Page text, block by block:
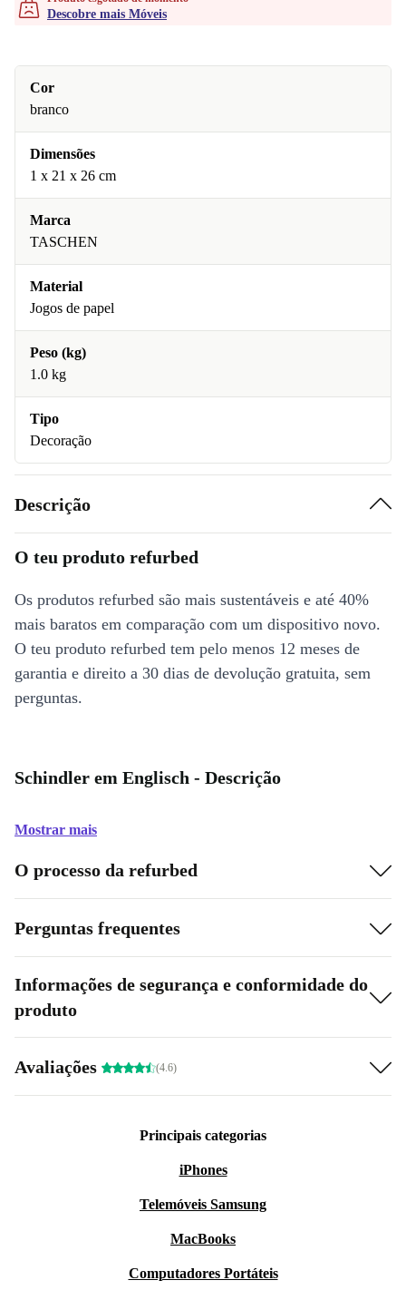
Descobre mais Móveis
Cor
branco
Dimensões
1 x 21 x 26 cm
Marca
TASCHEN
Material
Jogos de papel
Peso (kg)
1.0 kg
Tipo
Decoração
Descrição
O teu produto refurbed
Os produtos refurbed são mais sustentáveis e até 40%
mais baratos em comparação com um dispositivo novo.
O teu produto refurbed tem pelo menos 12 meses de
garantia e direito a 30 dias de devolução gratuita, sem
perguntas.
Schindler em Englisch - Descrição
Mostrar mais
O processo da refurbed
Perguntas frequentes
Informações de segurança e conformidade do
produto
Avaliações (4.6)
Principais categorias
iPhones
Telemóveis Samsung
MacBooks
Computadores Portáteis